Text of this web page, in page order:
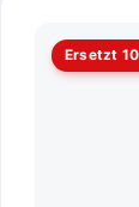
Ersetzt